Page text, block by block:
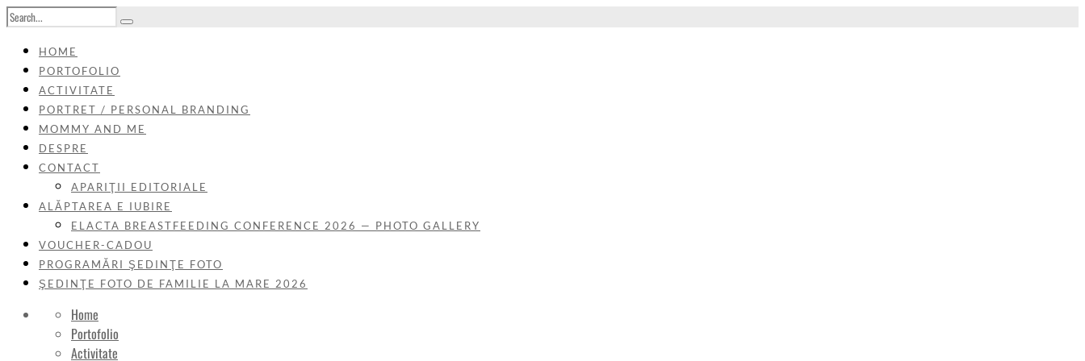
HOME
PORTOFOLIO
ACTIVITATE
PORTRET / PERSONAL BRANDING
MOMMY AND ME
DESPRE
CONTACT
APARIŢII EDITORIALE
ALĂPTAREA E IUBIRE
ELACTA BREASTFEEDING CONFERENCE 2026 — PHOTO GALLERY
VOUCHER-CADOU
PROGRAMĂRI ŞEDINŢE FOTO
ŞEDINŢE FOTO DE FAMILIE LA MARE 2026
Home
Portofolio
Activitate